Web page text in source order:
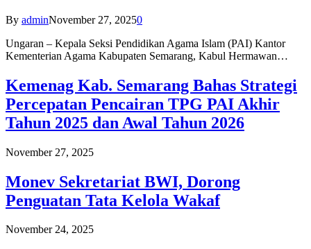
By adminNovember 27, 20250
Ungaran – Kepala Seksi Pendidikan Agama Islam (PAI) Kantor
Kementerian Agama Kabupaten Semarang, Kabul Hermawan…
Kemenag Kab. Semarang Bahas Strategi
Percepatan Pencairan TPG PAI Akhir
Tahun 2025 dan Awal Tahun 2026
November 27, 2025
Monev Sekretariat BWI, Dorong
Penguatan Tata Kelola Wakaf
November 24, 2025